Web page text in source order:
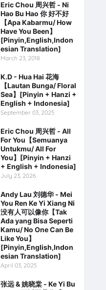
Eric Chou 周兴哲 - Ni
Hao Bu Hao 你 好不好
【Apa Kabarmu/ How
Have You Been】
[Pinyin,English,Indon
esian Translation]
March 23, 2018
K.D - Hua Hai 花海
【Lautan Bunga/ Floral
Sea】[Pinyin + Hanzi +
English + Indonesia]
September 03, 2025
Eric Chou 周兴哲 - All
For You【Semuanya
Untukmu/ All For
You】[Pinyin + Hanzi
+ English + Indonesia]
July 23, 2026
Andy Lau 刘德华 - Mei
You Ren Ke Yi Xiang Ni
没有人可以像你【Tak
Ada yang Bisa Seperti
Kamu/ No One Can Be
Like You】
[Pinyin,English,Indon
esian Translation]
April 03, 2025
张远 & 姚晓棠 - Ke Yi Bu